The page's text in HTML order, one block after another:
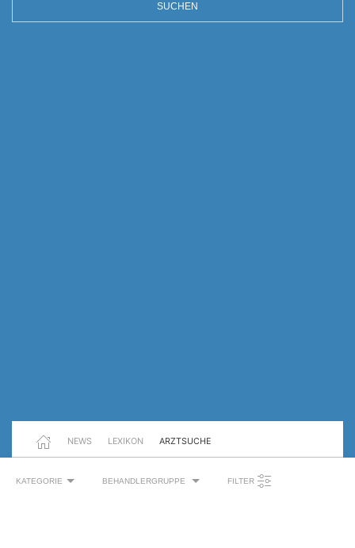
SUCHEN
NEWS LEXIKON ARZTSUCHE
KATEGORIE BEHANDLERGRUPPE FILTER